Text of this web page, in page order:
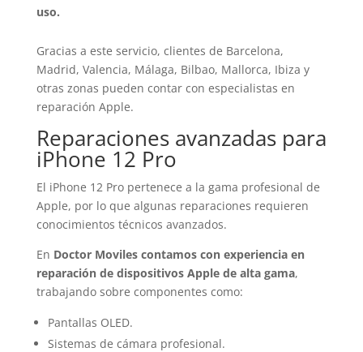
uso.
Gracias a este servicio, clientes de Barcelona,
Madrid, Valencia, Málaga, Bilbao, Mallorca, Ibiza y
otras zonas pueden contar con especialistas en
reparación Apple.
Reparaciones avanzadas para
iPhone 12 Pro
El iPhone 12 Pro pertenece a la gama profesional de
Apple, por lo que algunas reparaciones requieren
conocimientos técnicos avanzados.
En Doctor Moviles contamos con experiencia en
reparación de dispositivos Apple de alta gama,
trabajando sobre componentes como:
Pantallas OLED.
Sistemas de cámara profesional.